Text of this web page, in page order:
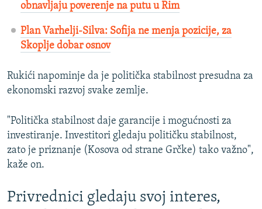
obnavljaju poverenje na putu u Rim
Plan Varhelji-Silva: Sofija ne menja pozicije, za
Skoplje dobar osnov
Rukići napominje da je politička stabilnost presudna za
ekonomski razvoj svake zemlje.
"Politička stabilnost daje garancije i mogućnosti za
investiranje. Investitori gledaju političku stabilnost,
zato je priznanje (Kosova od strane Grčke) tako važno",
kaže on.
Privrednici gledaju svoj interes,